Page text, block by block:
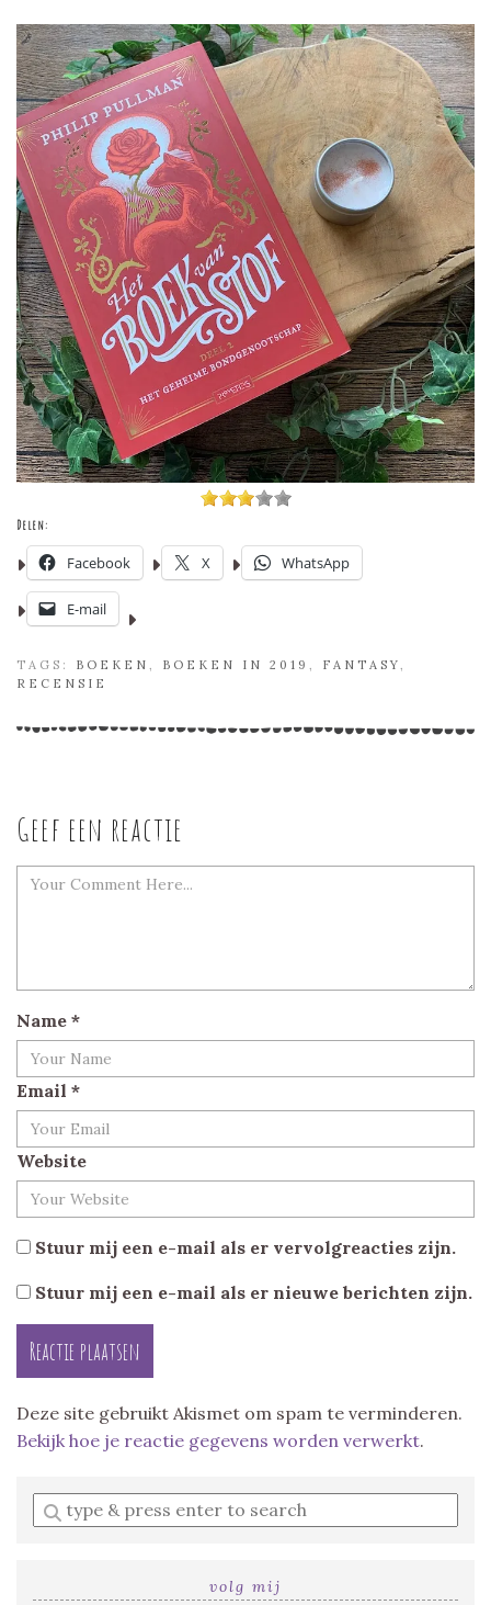
Delen:
Facebook X WhatsApp
E-mail
TAGS: BOEKEN BOEKEN IN 2019 FANTASY
RECENSIE
Geef een reactie
Name *
Email *
Website
Stuur mij een e-mail als er vervolgreacties zijn.
Stuur mij een e-mail als er nieuwe berichten zijn.
Deze site gebruikt Akismet om spam te verminderen.
Bekijk hoe je reactie gegevens worden verwerkt.
Enter
a
volg mij